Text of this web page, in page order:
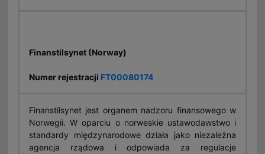
Finanstilsynet (Norway)
Numer rejestracji FT00080174
Finanstilsynet jest organem nadzoru finansowego w
Norwegii. W oparciu o norweskie ustawodawstwo i
standardy międzynarodowe działa jako niezależna
agencja rządowa i odpowiada za regulacje